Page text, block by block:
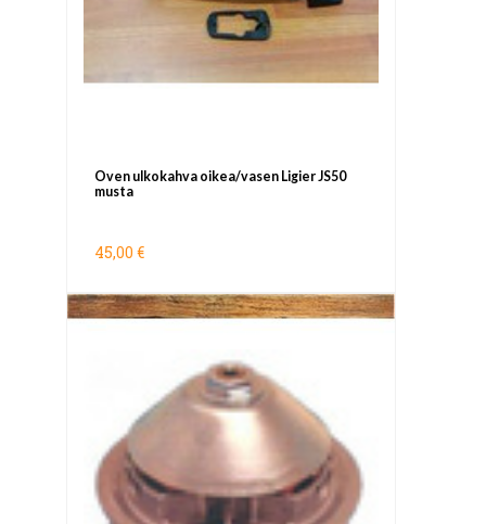
Oven ulkokahva oikea/vasen Ligier JS50
musta
45,00 €